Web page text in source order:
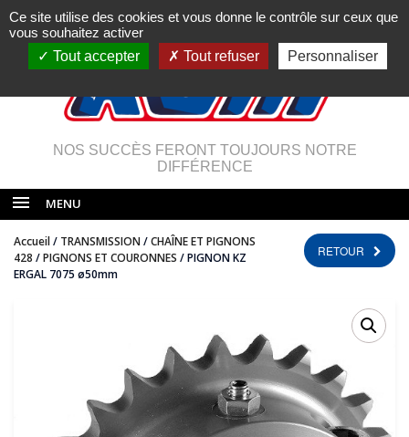
NOS SUCCÈS FERONT TOUJOURS NOTRE
DIFFÉRENCE
MENU
Accueil/ TRANSMISSION/CHAÎNE ET PIGNONS
428 /PIGNONS ET COURONNES / PIGNON KZ
ERGAL 7075 ø50mm
RETOUR
Ce site utilise des cookies et vous donne le contrôle sur ceux que
vous souhaitez activer
Tout accepter
Tout refuser Personnaliser